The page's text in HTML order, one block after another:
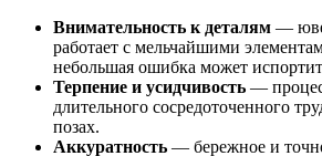
Внимательность к деталям —
работает с мельчайшими
небольшая ошибка может
Терпение и усидчивость —
длительного сосредоточенного
позах.
Аккуратность — бережное и